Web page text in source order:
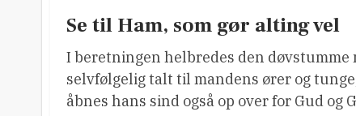
Se til Ham, som gør alting vel
I beretningen helbredes den døvstumme
selvfølgelig talt til mandens ører og
åbnes hans sind også op over for Gud og